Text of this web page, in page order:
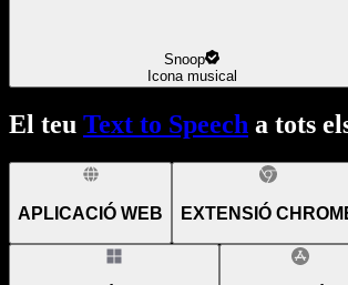
Snoop
Icona musical
El teu Text to Speech a tots
APLICACIÓ WEB EXTENSIÓ